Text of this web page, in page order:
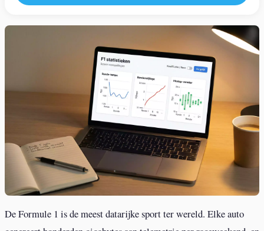
De Formule 1 is de meest datarijke sport ter wereld. Elke auto